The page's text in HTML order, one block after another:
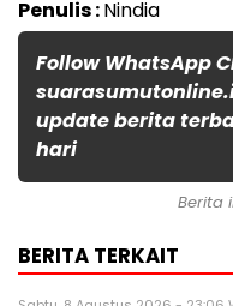
Penulis :Nindia
Follow WhatsApp
update berita
hari
Berita
BERITA TERKAIT